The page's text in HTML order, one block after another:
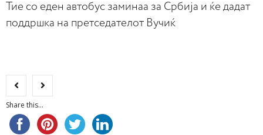
Тие со еден автобус заминаа за Србија и ќе дадат
поддршка на претседателот Вучиќ
Share this...